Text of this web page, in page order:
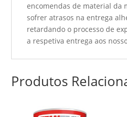
encomendas de material da
sofrer atrasos na entrega
retardando o processo de
a respetiva entrega aos
Produtos